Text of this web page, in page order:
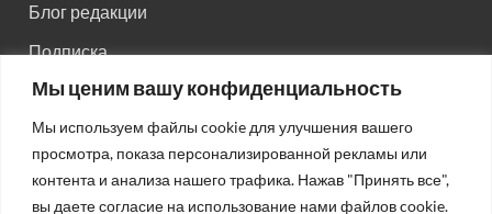
Мы ценим вашу конфиденциальность
Мы используем файлы cookie для улучшения вашего
просмотра, показа персонализированной рекламы или
контента и анализа нашего трафика. Нажав "Принять все",
вы даете согласие на использование нами файлов cookie.
Блог редакции
Подписка
Правила поведения на сайте
Реклама
Старый HTML сайт